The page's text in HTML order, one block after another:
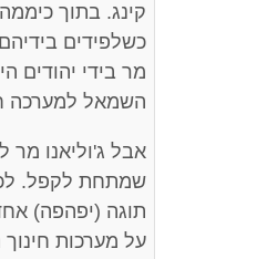
קינג. בתוך
כשלפידים
מר בידי
השמאל למערכה
אבל ג'וליאנו מר
שמתחת לקפל.
תוגה (יפהפה)
על מערכות